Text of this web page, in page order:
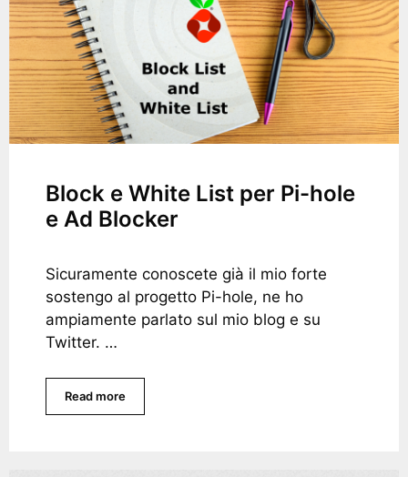
Block e White List per Pi-hole
e Ad Blocker
Sicuramente conoscete già il mio forte
sostengo al progetto Pi-hole, ne ho
ampiamente parlato sul mio blog e su
Twitter. …
Read more